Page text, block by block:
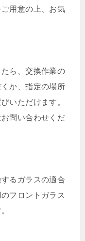
用意の上、お気
ら、交換作業の
か、指定の場所
いただけます。
問い合わせくだ
るガラスの適合
フロントガラス